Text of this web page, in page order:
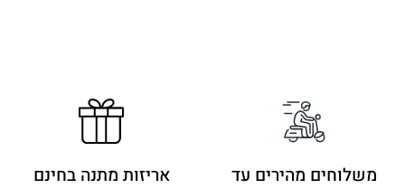
משלוחים מהירים עד
אריזות מתנה בחינם